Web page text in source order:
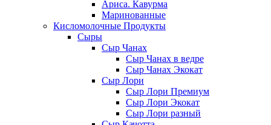
Ариса. Кавурма
Маринованные
Кисломолочные Продукты
Сыры
Сыр Чанах
Сыр Чанах в ведре
Сыр Чанах Экокат
Сыр Лори
Сыр Лори Премиум
Сыр Лори Экокат
Сыр Лори разный